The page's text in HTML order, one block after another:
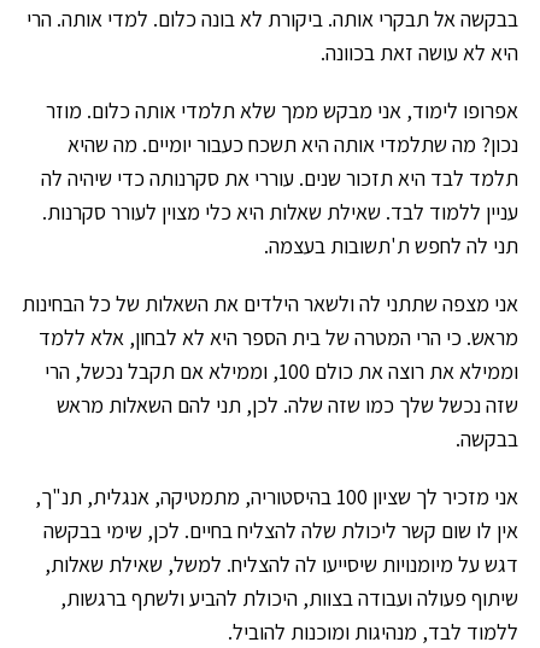
בבקשה אל תבקרי אותה. ביקורת לא בונה כלום. למדי אותה. הרי
היא לא עושה זאת בכוונה.
אפרופו לימוד, אני מבקש ממך שלא תלמדי אותה כלום. מוזר
נכון? מה שתלמדי אותה היא תשכח כעבור יומיים. מה שהיא
תלמד לבד היא תזכור שנים. עוררי את סקרנותה כדי שיהיה לה
עניין ללמוד לבד. שאילת שאלות היא כלי מצוין לעורר סקרנות.
תני לה לחפש ת'תשובות בעצמה.
אני מצפה שתתני לה ולשאר הילדים את השאלות של כל הבחינות
מראש. כי הרי המטרה של בית הספר היא לא לבחון, אלא ללמד
וממילא את רוצה את כולם 100, וממילא אם תקבל נכשל, הרי
שזה נכשל שלך כמו שזה שלה. לכן, תני להם השאלות מראש
בבקשה.
אני מזכיר לך שציון 100 בהיסטוריה, מתמטיקה, אנגלית, תנ"ך,
אין לו שום קשר ליכולת שלה להצליח בחיים. לכן, שימי בבקשה
דגש על מיומנויות שיסייעו לה להצליח. למשל, שאילת שאלות,
שיתוף פעולה ועבודה בצוות, היכולת להביע ולשתף ברגשות,
ללמוד לבד, מנהיגות ומוכנות להוביל.